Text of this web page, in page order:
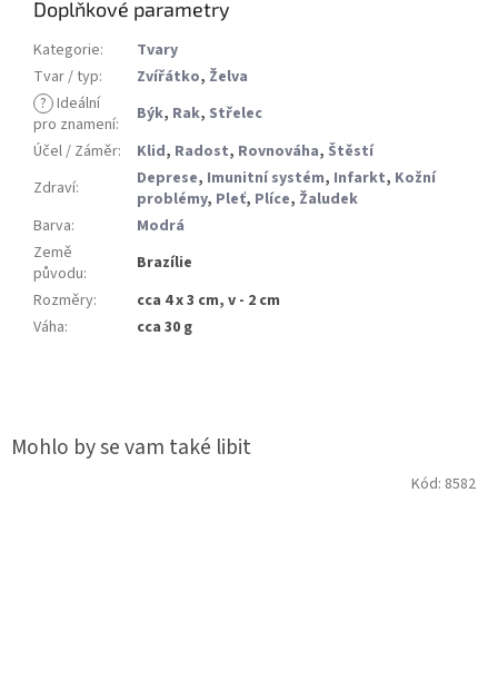
Doplňkové parametry
Kategorie:
Tvary
Tvar / typ: Zvířátko, Želva
? Ideální
pro znamení: Býk, Rak, Střelec
Účel / Záměr: Klid, Radost, Rovnováha, Štěstí
Zdraví: Deprese, Imunitní systém, Infarkt, Kožní
problémy, Pleť, Plíce, Žaludek
Barva:
Modrá
Země
původu:
Brazílie
Rozměry:
cca 4 x 3 cm, v - 2 cm
Váha: cca 30 g
Kód: 8582